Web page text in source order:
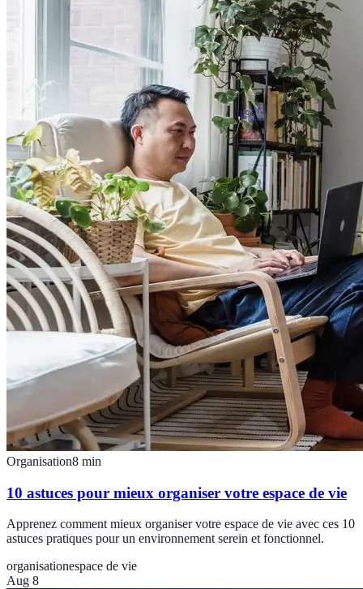
Organisation8 min
10 astuces pour mieux organiser votre espace de vie
Apprenez comment mieux organiser votre espace de vie avec ces 10
astuces pratiques pour un environnement serein et fonctionnel.
organisationespace de vie
Aug 8